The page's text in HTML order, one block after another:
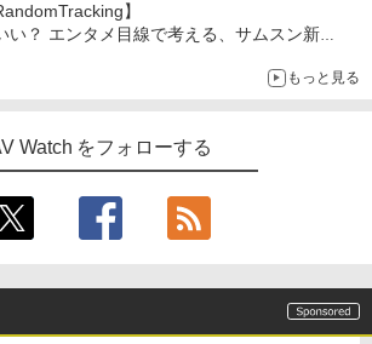
】
い？ エンタメ目線で考える、サムスン新
もっと見る
Watch をフォローする